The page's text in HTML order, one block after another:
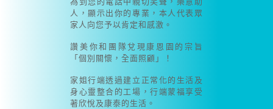
人，顯示出你的專業，本人代表眾
家人向您予以肯定和感激。
讚美你和團隊兌現康恩園的宗旨
「個別關懷，全面照顧」！
家姐行端透過建立正常化的生活及
身心靈整合的工場，行端蒙福享受
著欣悅及康泰的生活。